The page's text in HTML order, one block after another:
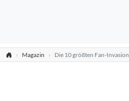
Magazin Die 10 größten Fan-Invasionen von Auswärtsfahrern